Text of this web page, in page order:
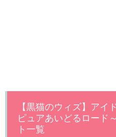
【黒猫のウィズ】アイ
ピュアあいどるロード
ト一覧